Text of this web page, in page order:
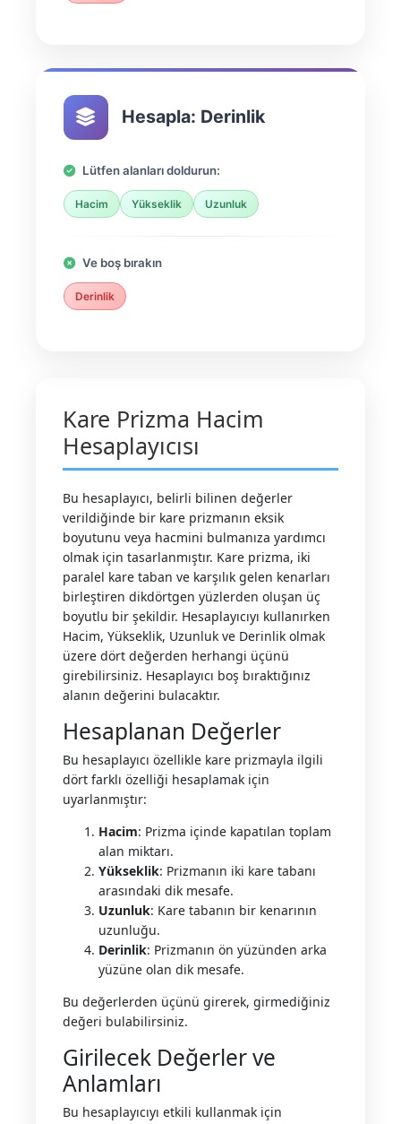
Hesapla: Derinlik
Lütfen alanları doldurun:
Hacim Yükseklik Uzunluk
Ve boş bırakın
Derinlik
Kare Prizma Hacim
Hesaplayıcısı
Bu hesaplayıcı, belirli bilinen değerler
verildiğinde bir kare prizmanın eksik
boyutunu veya hacmini bulmanıza yardımcı
olmak için tasarlanmıştır. Kare prizma, iki
paralel kare taban ve karşılık gelen kenarları
birleştiren dikdörtgen yüzlerden oluşan üç
boyutlu bir şekildir. Hesaplayıcıyı kullanırken
Hacim, Yükseklik, Uzunluk ve Derinlik olmak
üzere dört değerden herhangi üçünü
girebilirsiniz. Hesaplayıcı boş bıraktığınız
alanın değerini bulacaktır.
Hesaplanan Değerler
Bu hesaplayıcı özellikle kare prizmayla ilgili
dört farklı özelliği hesaplamak için
uyarlanmıştır:
Hacim: Prizma içinde kapatılan toplam
alan miktarı.
Yükseklik: Prizmanın iki kare tabanı
arasındaki dik mesafe.
Uzunluk: Kare tabanın bir kenarının
uzunluğu.
Derinlik: Prizmanın ön yüzünden arka
yüzüne olan dik mesafe.
Bu değerlerden üçünü girerek, girmediğiniz
değeri bulabilirsiniz.
Girilecek Değerler ve
Anlamları
Bu hesaplayıcıyı etkili kullanmak için